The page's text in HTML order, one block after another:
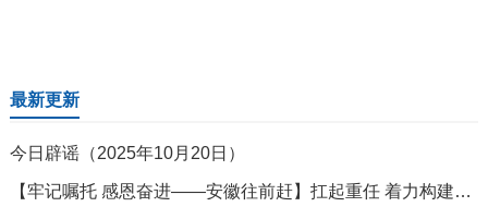
最新更新
今日辟谣（2025年10月20日）
【牢记嘱托 感恩奋进——安徽往前赶】扛起重任 着力构建城乡融合发展新格局